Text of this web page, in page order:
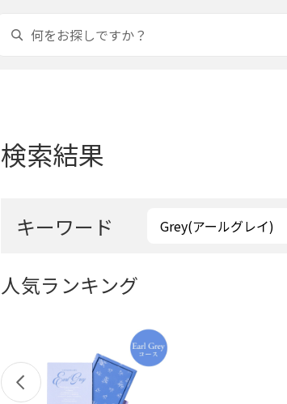
検索結果
キーワード
人気ランキング